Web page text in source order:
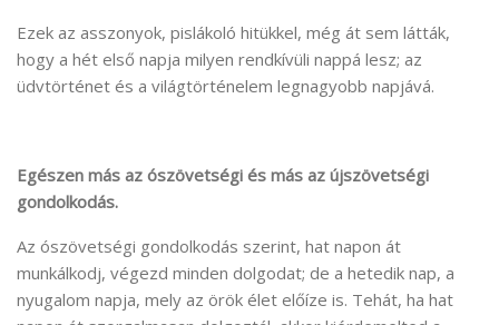
Ezek az asszonyok, pislákoló hitükkel, még át sem látták,
hogy a hét első napja milyen rendkívüli nappá lesz; az
üdvtörténet és a világtörténelem legnagyobb napjává.
Egészen más az ószövetségi és más az újszövetségi
gondolkodás.
Az ószövetségi gondolkodás szerint, hat napon át
munkálkodj, végezd minden dolgodat; de a hetedik nap, a
nyugalom napja, mely az örök élet előíze is. Tehát, ha hat